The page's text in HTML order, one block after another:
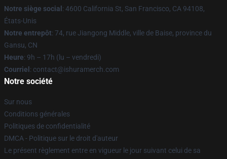
Notre siège social : 4600 California St, San Francisco, CA 94108,
États-Unis
Notre entrepôt: 74, rue Jiangong Middle, ville de Baise, province du
Gansu, CN
Heure: 9h – 17h (lu – vendredi)
Courriel : contact@ishuramerch.com
Notre société
Sur nous
Conditions générales
Politiques de confidentialité
DMCA - Politique sur le droit d'auteur
Le présent règlement entre en vigueur le jour suivant celui de sa